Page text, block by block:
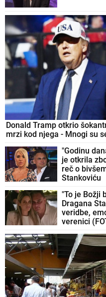
Donald Tramp otkrio
mrzi kod njega - Mnogi su
"Godinu
je otkrila
reč o
Stankoviću
"To je Božji
Dragana
veridbe,
verenici